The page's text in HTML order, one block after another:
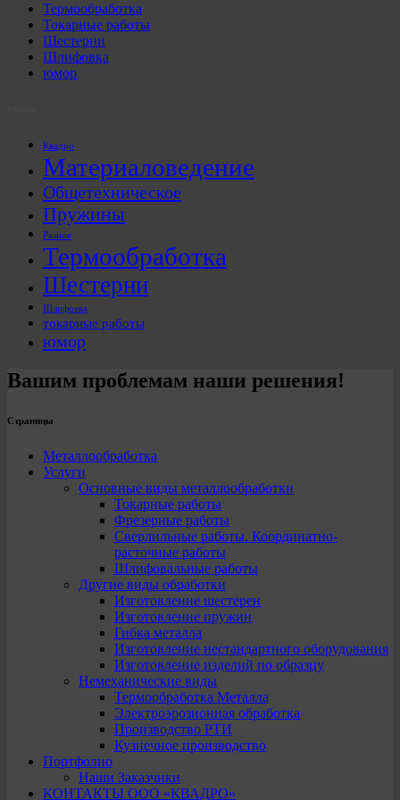
Термообработка
Токарные работы
Шестерни
Шлифовка
юмор
Квадро
Материаловедение
Общетехническое
Пружины
Разное
Термообработка
Шестерни
Шлифовка
токарные работы
юмор
Вашим проблемам наши решения!
Страницы
Металлообработка
Услуги
Основные виды металлообработки
Токарные работы
Фрезерные работы
Сверлильные работы. Координатно-
расточные работы
Шлифовальные работы
Другие виды обработки
Изготовление шестерен
Изготовление пружин
Гибка металла
Изготовление нестандартного оборудования
Изготовление изделий по образцу
Немеханические виды
Термообработка Металла
Электроэрозионная обработка
Производство РТИ
Кузнечное производство
Портфолио
Наши Заказчики
КОНТАКТЫ ООО «КВАДРО»